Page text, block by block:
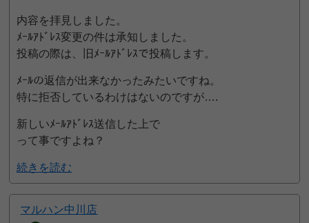
内容を拝見しました。
ﾒｰﾙｱﾄﾞﾚｽ変更の件は承知しました。
投稿の際は、旧ﾒｰﾙｱﾄﾞﾚｽで投稿します。
ﾒｰﾙの返信が出来なかったみたいですね。
特に拒否しているわけはないのですが….
新しいﾒｰﾙｱﾄﾞﾚｽ送信した上で
って事ですよね？
続きを読む
マルハン中川店